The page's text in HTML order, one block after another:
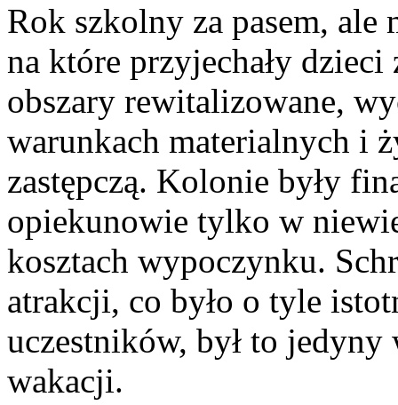
Rok szkolny za pasem,
na które przyjechały dzieci
obszary rewitalizowane,
warunkach materialnych i
zastępczą. Kolonie były
opiekunowie tylko w
kosztach wypoczynku.
atrakcji, co było o tyle
uczestników, był to
wakacji.